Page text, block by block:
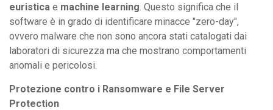
euristica e machine learning. Questo significa che il
software è in grado di identificare minacce "zero-day",
ovvero malware che non sono ancora stati catalogati dai
laboratori di sicurezza ma che mostrano comportamenti
anomali e pericolosi.
Protezione contro i Ransomware e File Server
Protection